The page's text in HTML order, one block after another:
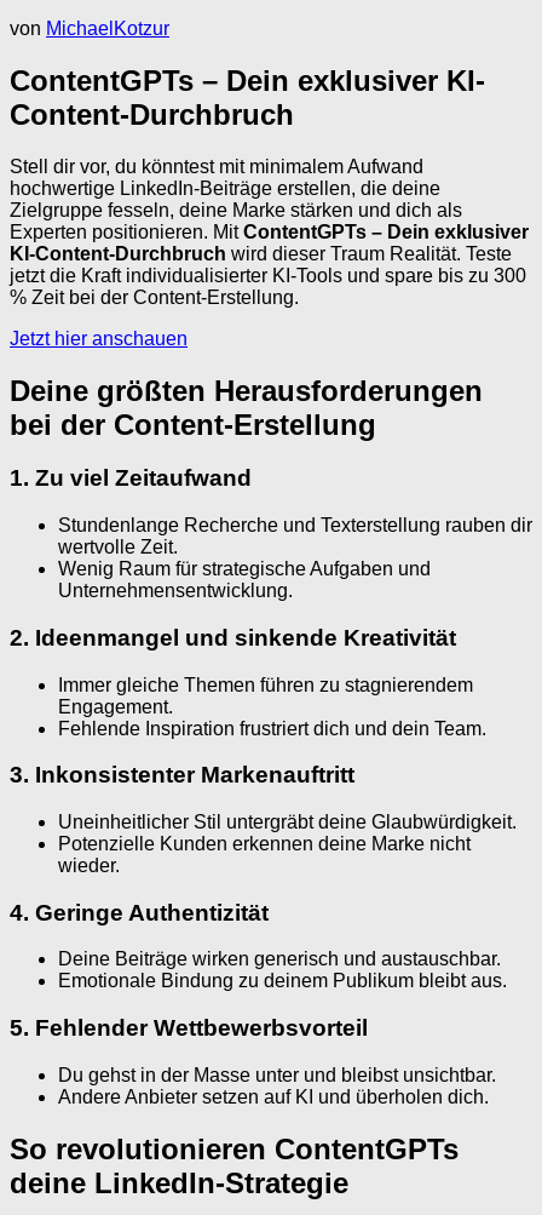
von MichaelKotzur
ContentGPTs – Dein exklusiver KI-
Content-Durchbruch
Stell dir vor, du könntest mit minimalem Aufwand
hochwertige LinkedIn-Beiträge erstellen, die deine
Zielgruppe fesseln, deine Marke stärken und dich als
Experten positionieren. MitContentGPTs – Dein exklusiver
KI-Content-Durchbruch wird dieser Traum Realität. Teste
jetzt die Kraft individualisierter KI-Tools und spare bis zu 300
% Zeit bei der Content-Erstellung.
Jetzt hier anschauen
Deine größten Herausforderungen
bei der Content-Erstellung
1. Zu viel Zeitaufwand
Stundenlange Recherche und Texterstellung rauben dir
wertvolle Zeit.
Wenig Raum für strategische Aufgaben und
Unternehmensentwicklung.
2. Ideenmangel und sinkende Kreativität
Immer gleiche Themen führen zu stagnierendem
Engagement.
Fehlende Inspiration frustriert dich und dein Team.
3. Inkonsistenter Markenauftritt
Uneinheitlicher Stil untergräbt deine Glaubwürdigkeit.
Potenzielle Kunden erkennen deine Marke nicht
wieder.
4. Geringe Authentizität
Deine Beiträge wirken generisch und austauschbar.
Emotionale Bindung zu deinem Publikum bleibt aus.
5. Fehlender Wettbewerbsvorteil
Du gehst in der Masse unter und bleibst unsichtbar.
Andere Anbieter setzen auf KI und überholen dich.
So revolutionieren ContentGPTs
deine LinkedIn-Strategie